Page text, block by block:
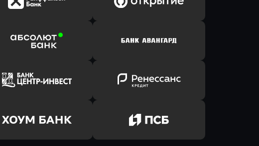
в Драйв Клик Банк
в ВТБ
Оправить заявку
в Райффайзен Банк
в Банк Открытие
Оправить заявку
в Абсолют Банк
Оправить заявку
в Банк Авангард
Оправить заявку
в Центр-Инвест
Оправить заявку
в Ренессанс Банк